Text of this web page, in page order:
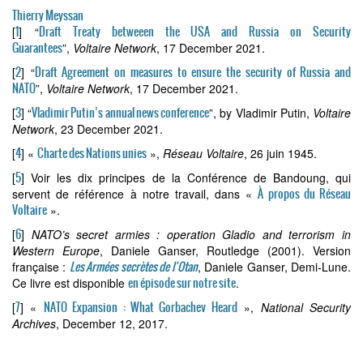
Thierry Meyssan
[1] “Draft Treaty betweeen the USA and Russia on Security
Guarantees”, Voltaire Network, 17 December 2021.
[2] “Draft Agreement on measures to ensure the security of Russia and
NATO”, Voltaire Network, 17 December 2021.
[3]“Vladimir Putin’s annual news conference”, by Vladimir Putin, Voltaire
Network, 23 December 2021.
[4] « Charte des Nations unies », Réseau Voltaire, 26 juin 1945.
[5]Voir les dix principes de la Conférence de Bandoung, qui
servent de référence à notre travail, dans «À propos du Réseau
Voltaire ».
[6] NATO’s secret armies : operation Gladio and terrorism in
Western Europe, Daniele Ganser, Routledge (2001). Version
française : Les Armées secrètes de l’Otan, Daniele Ganser, Demi-Lune.
Ce livre est disponible en épisode sur notre site.
[7] « NATO Expansion : What Gorbachev Heard », National Security
Archives, December 12, 2017.